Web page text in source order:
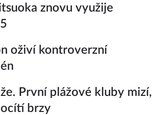
znovu využije
oživí kontroverzní
První plážové kluby mizí,
brzy